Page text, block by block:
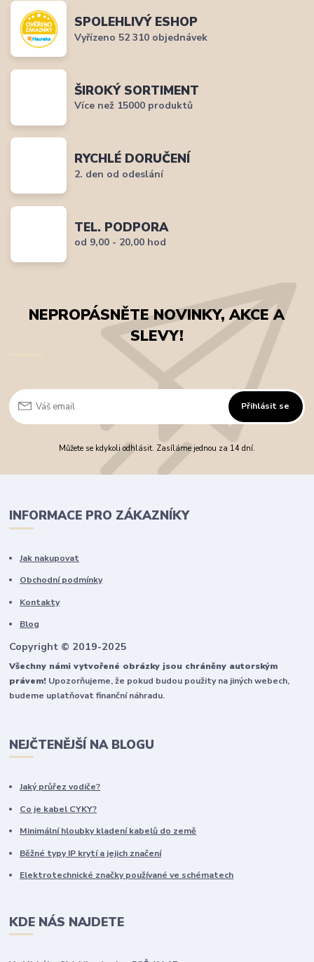
SPOLEHLIVÝ ESHOP
Vyřízeno 52 310 objednávek
ŠIROKÝ SORTIMENT
Více než 15000 produktů
RYCHLÉ DORUČENÍ
2. den od odeslání
TEL. PODPORA
od 9,00 - 20,00 hod
NEPROPÁSNĚTE NOVINKY, AKCE A
SLEVY!
Přihlásit se
Můžete se kdykoli odhlásit. Zasíláme jednou za 14 dní.
INFORMACE PRO ZÁKAZNÍKY
Jak nakupovat
Obchodní podmínky
Kontakty
Blog
Copyright © 2019-2025
Všechny námi vytvořené obrázky jsou chráněny autorským
právem! Upozorňujeme, že pokud budou použity na jiných webech,
budeme uplatňovat finanční náhradu.
NEJČTENĚJŠÍ NA BLOGU
Jaký průřez vodiče?
Co je kabel CYKY?
Minimální hloubky kladení kabelů do země
Běžné typy IP krytí a jejich značení
Elektrotechnické značky používané ve schématech
KDE NÁS NAJDETE